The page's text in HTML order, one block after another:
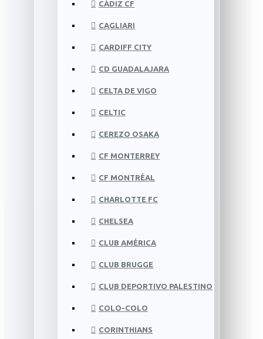
CÁDIZ CF
CAGLIARI
CARDIFF CITY
CD GUADALAJARA
CELTA DE VIGO
CELTIC
CEREZO OSAKA
CF MONTERREY
CF MONTRÉAL
CHARLOTTE FC
CHELSEA
CLUB AMÉRICA
CLUB BRUGGE
CLUB DEPORTIVO PALESTINO
COLO-COLO
CORINTHIANS